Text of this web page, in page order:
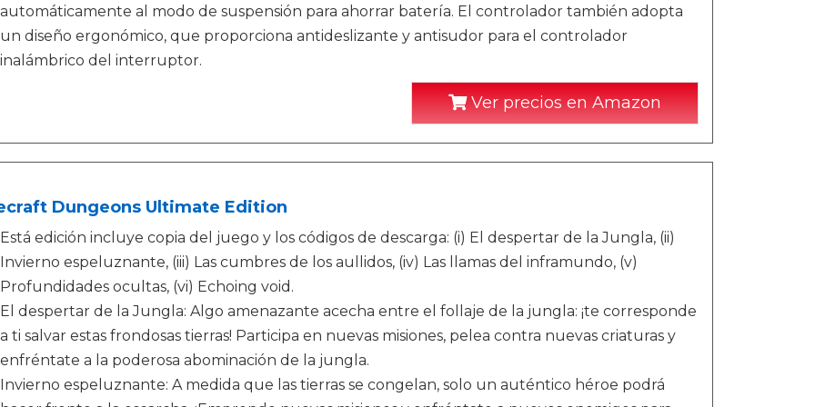
automáticamente al modo de suspensión para ahorrar batería. El controlador también adopta
un diseño ergonómico, que proporciona antideslizante y antisudor para el controlador
inalámbrico del interruptor.
Ver precios en Amazon
Dungeons Ultimate Edition
Está edición incluye copia del juego y los códigos de descarga: (i) El despertar de la Jungla, (ii)
Invierno espeluznante, (iii) Las cumbres de los aullidos, (iv) Las llamas del inframundo, (v)
Profundidades ocultas, (vi) Echoing void.
El despertar de la Jungla: Algo amenazante acecha entre el follaje de la jungla: ¡te corresponde
a ti salvar estas frondosas tierras! Participa en nuevas misiones, pelea contra nuevas criaturas y
enfréntate a la poderosa abominación de la jungla.
Invierno espeluznante: A medida que las tierras se congelan, solo un auténtico héroe podrá